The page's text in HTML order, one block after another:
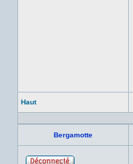
Haut
Bergamotte